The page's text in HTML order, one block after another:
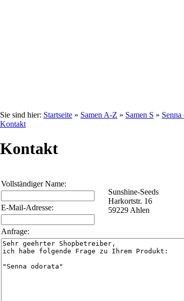
Sie sind hier: Startseite » Samen A-Z » Samen S » Senna
Kontakt
Kontakt
Vollständiger Name:
Sunshine-Seeds
Harkortstr. 16
59229 Ahlen
E-Mail-Adresse:
Anfrage: